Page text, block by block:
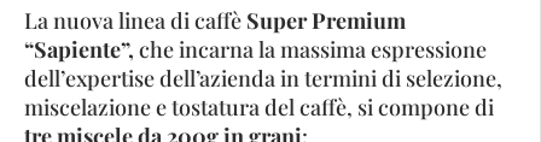
La nuova linea di caffè Super Premium
“Sapiente”, che incarna la massima espressione
dell’expertise dell’azienda in termini di selezione,
miscelazione e tostatura del caffè, si compone di